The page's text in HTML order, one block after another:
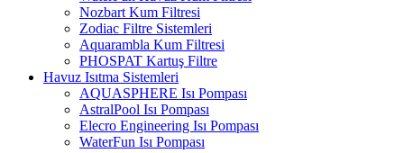
Nozbart Kum Filtresi
Zodiac Filtre Sistemleri
Aquarambla Kum Filtresi
PHOSPAT Kartuş Filtre
Havuz Isıtma Sistemleri
AQUASPHERE Isı Pompası
AstralPool Isı Pompası
Elecro Engineering Isı Pompası
WaterFun Isı Pompası